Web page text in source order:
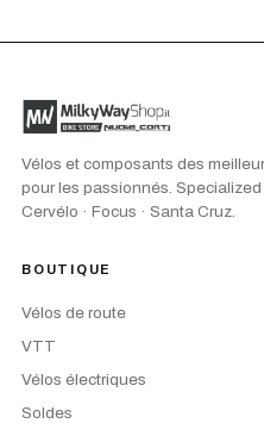
Vélos et composants des
pour les passionnés. Specialized
Cervélo · Focus · Santa Cruz.
BOUTIQUE
Vélos de route
VTT
Vélos électriques
Soldes